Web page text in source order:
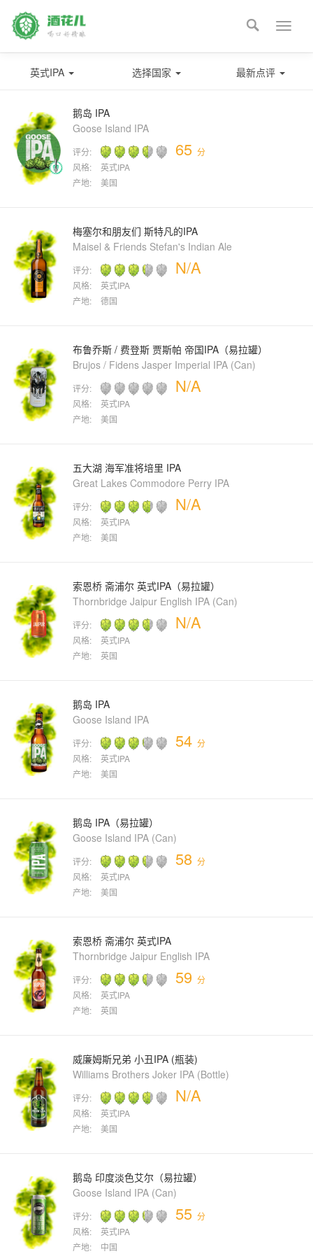
Toggle

英式IPA 选择国家 最新点评
鹅岛 IPA
Goose Island IPA
评分: 65 分
风格:
英式IPA
产地:
美国
梅塞尔和朋友们 斯特凡的IPA
Maisel & Friends Stefan's Indian Ale
评分: N/A
风格:
英式IPA
产地:
德国
布鲁乔斯 / 费登斯 贾斯帕 帝国IPA（易拉罐）
Brujos / Fidens Jasper Imperial IPA (Can)
评分: N/A
风格:
英式IPA
产地:
美国
五大湖 海军准将培里 IPA
Great Lakes Commodore Perry IPA
评分: N/A
风格:
英式IPA
产地:
美国
索恩桥 斋浦尔 英式IPA（易拉罐）
Thornbridge Jaipur English IPA (Can)
评分: N/A
风格:
英式IPA
产地:
英国
鹅岛 IPA
Goose Island IPA
评分: 54 分
风格:
英式IPA
产地:
美国
鹅岛 IPA（易拉罐）
Goose Island IPA (Can)
评分: 58 分
风格:
英式IPA
产地:
美国
索恩桥 斋浦尔 英式IPA
Thornbridge Jaipur English IPA
评分: 59 分
风格:
英式IPA
产地:
英国
威廉姆斯兄弟 小丑IPA (瓶装)
Williams Brothers Joker IPA (Bottle)
评分: N/A
风格:
英式IPA
产地:
美国
鹅岛 印度淡色艾尔（易拉罐）
Goose Island IPA (Can)
评分: 55 分
风格:
英式IPA
产地:
中国